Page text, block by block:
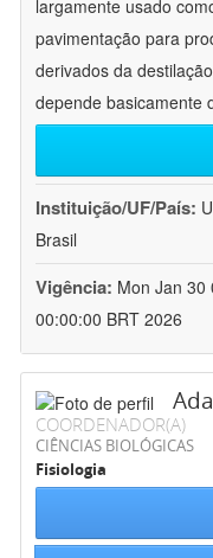
largamente usado
pavimentação para
derivados da
depende basicamente
Instituição/UF/País:
Brasil
Vigência: Mon Jan 30
00:00:00 BRT 2026
COORDENADOR(A)
CIÊNCIAS BIOLÓGICAS
Fisiologia